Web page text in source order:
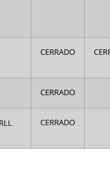
CERRADO
CERRADO
CERRADO